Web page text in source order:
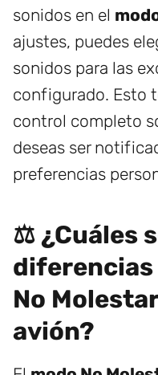
sonidos en el
ajustes, puedes
sonidos para las
configurado. Esto
control completo
deseas ser
preferencias
⚖️ ¿Cuáles
diferencias
No
avión?